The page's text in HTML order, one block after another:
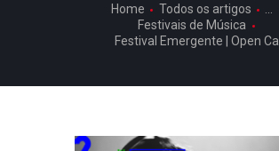
Home Todos os artigos
...
Festivais de Música
Festival Emergente | Open Call
ENTREVISTAS
RUBRICAS